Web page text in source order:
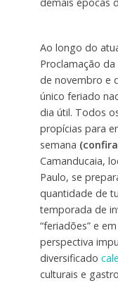
demais épocas
Ao longo do
Proclamação
de novembro e
único feriado
dia útil. Todos
propícias para
semana
Camanducaia,
Paulo, se
quantidade de
temporada de
“feriadões” e
perspectiva
diversificado
culturais e